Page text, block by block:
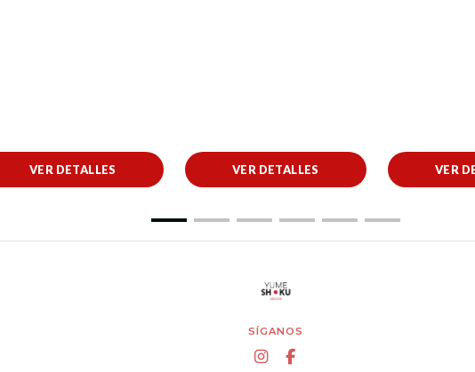
VER DETALLES VER DETALLES VER
SÍGANOS